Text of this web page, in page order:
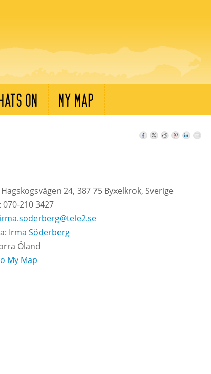
ON MY MAP
24, 387 75 Byxelkrok, Sverige
210 3427
irma.soderberg@tele2.se
Irma Söderberg
Öland
My Map